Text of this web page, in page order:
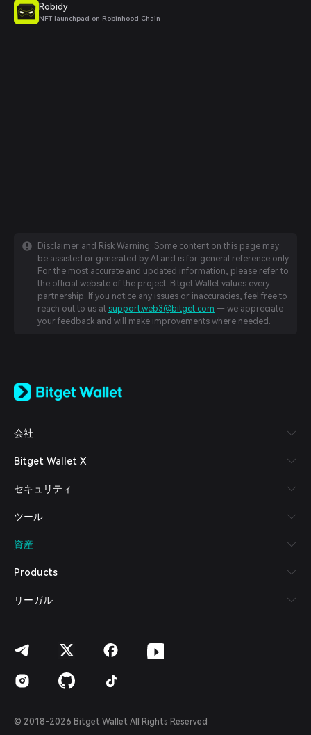
Robidy
NFT launchpad on Robinhood Chain
Disclaimer and Risk Warning: Some content on this page may
be assisted or generated by AI and is for general reference only.
For the most accurate and updated information, please refer to
the official website of the project. Bitget Wallet values every
partnership. If you notice any issues or inaccuracies, feel free to
reach out to us at support.web3@bitget.com — we appreciate
your feedback and will make improvements where needed.
日本語
Español (Latinoamérica)
Italiano
Deutsch
繁體中文
Bahasa Indonesia
Español (Argentina)
会社
Bitget Wallet X
セキュリティ
ツール
資産
Products
リーガル
© 2018-2026 Bitget Wallet All Rights Reserved